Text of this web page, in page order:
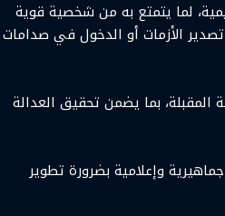
لما يتمتع به من شخصية قوية
الأزمات أو الدخول في صدامات
المقبلة، بما يضمن تحقيق العدالة
وإعلامية بضرورة تطوير